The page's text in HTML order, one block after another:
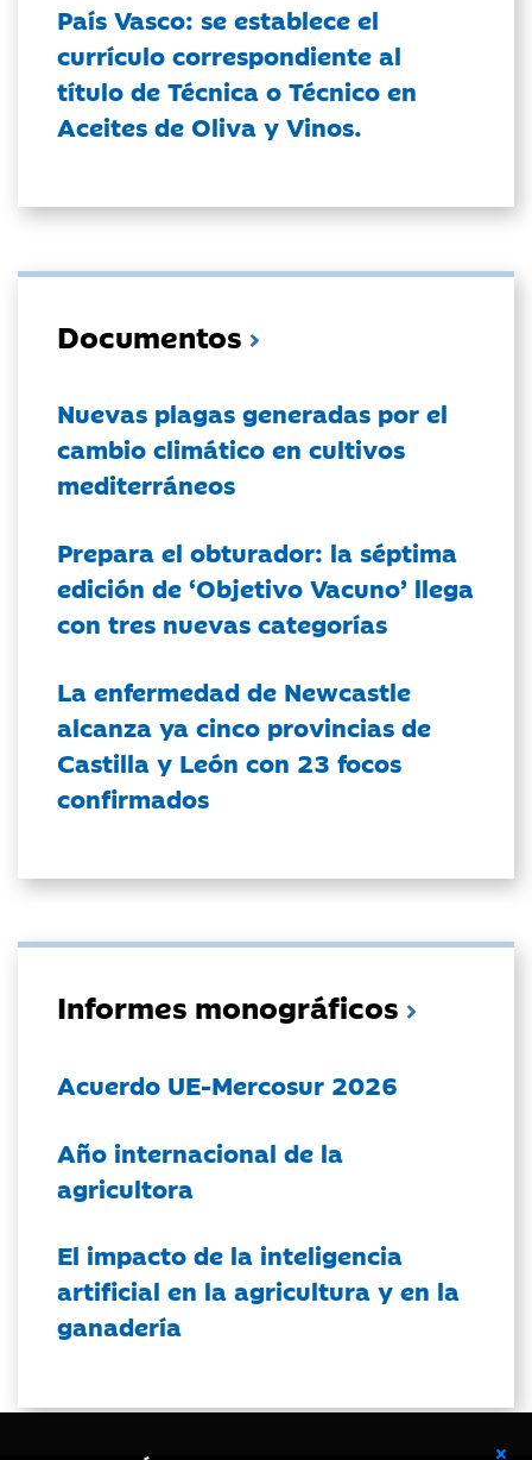
País Vasco: se establece el
currículo correspondiente al
título de Técnica o Técnico en
Aceites de Oliva y Vinos.
Documentos
Nuevas plagas generadas por el
cambio climático en cultivos
mediterráneos
Prepara el obturador: la séptima
edición de ‘Objetivo Vacuno’ llega
con tres nuevas categorías
La enfermedad de Newcastle
alcanza ya cinco provincias de
Castilla y León con 23 focos
confirmados
Informes monográficos
Acuerdo UE-Mercosur 2026
Año internacional de la
agricultora
El impacto de la inteligencia
artificial en la agricultura y en la
ganadería